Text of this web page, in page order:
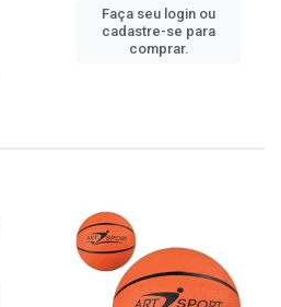
Faça seu login ou
cadastre-se para
comprar.